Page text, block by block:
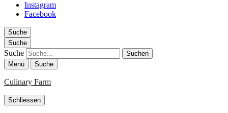
Instagram
Facebook
Suche
Suche
Suche
Menü Suche
Culinary Farm
Schliessen